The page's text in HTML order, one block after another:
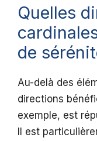
Quelles
de
Au-delà des
directions
exemple, est
Il est